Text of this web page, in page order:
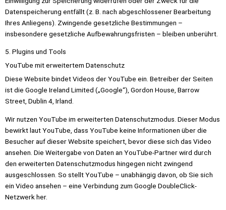
Datenspeicherung entfällt (z. B. nach abgeschlossener Bearbeitung
Ihres Anliegens). Zwingende gesetzliche Bestimmungen –
insbesondere gesetzliche Aufbewahrungsfristen – bleiben unberührt.
5. Plugins und Tools
YouTube mit erweitertem Datenschutz
Diese Website bindet Videos der YouTube ein. Betreiber der Seiten
ist die Google Ireland Limited („Google“), Gordon House, Barrow
Street, Dublin 4, Irland.
Wir nutzen YouTube im erweiterten Datenschutzmodus. Dieser Modus
bewirkt laut YouTube, dass YouTube keine Informationen über die
Besucher auf dieser Website speichert, bevor diese sich das Video
ansehen. Die Weitergabe von Daten an YouTube-Partner wird durch
den erweiterten Datenschutzmodus hingegen nicht zwingend
ausgeschlossen. So stellt YouTube – unabhängig davon, ob Sie sich
ein Video ansehen – eine Verbindung zum Google DoubleClick-
Netzwerk her.